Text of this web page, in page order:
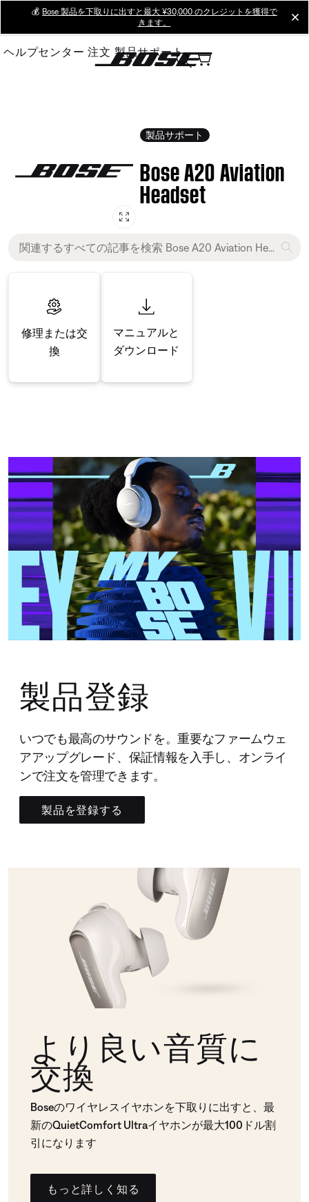
Main
💰 Bose 製品を下取りに出すと最大 ¥30,000 のクレジットを獲得で
きます。
ヘルプセンター 注文 製品サポート
製品サポート
Bose A20 Aviation
Headset
修理または交
換
マニュアルと
ダウンロード
製品登録
いつでも最高のサウンドを。重要なファームウェ
アアップグレード、保証情報を入手し、オンライ
ンで注文を管理できます。
製品を登録する
より良い音質に
交換
Boseのワイヤレスイヤホンを下取りに出すと、最
新のQuietComfort Ultraイヤホンが最大100ドル割
引になります
もっと詳しく知る